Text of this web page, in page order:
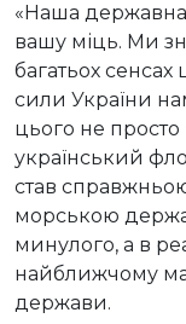
«Наша
вашу міць. Ми
багатьох сенсах
сили України
цього не
український
став
морською
минулого, а в
найближчому
держави.